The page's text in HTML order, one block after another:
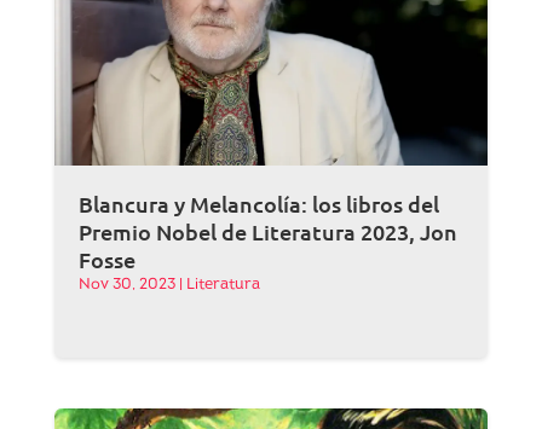
Blancura y Melancolía: los libros del
Premio Nobel de Literatura 2023, Jon
Fosse
Nov 30, 2023| Literatura